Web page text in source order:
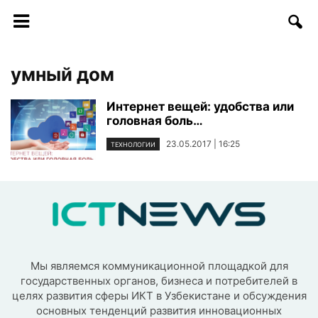
умный дом
Интернет вещей: удобства или
головная боль…
ТЕХНОЛОГИИ 23.05.2017 | 16:25
Мы являемся коммуникационной площадкой для
государственных органов, бизнеса и потребителей в
целях развития сферы ИКТ в Узбекистане и обсуждения
основных тенденций развития инновационных